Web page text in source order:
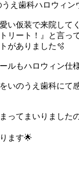
うえ歯科ハロウィン
い仮装で来院して
リート！』と言っ
がありました🫧
ルもハロウィン仕
いのうえ歯科にて
ってまいりました
ます🌟